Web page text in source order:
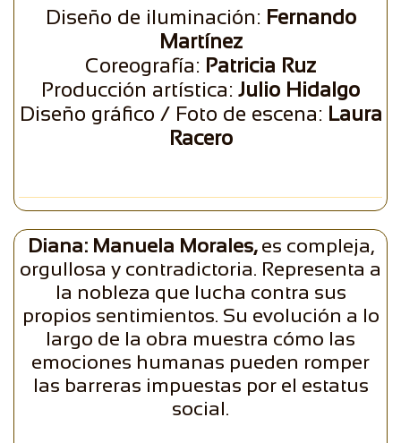
Diseño de iluminación: Fernando
Martínez
Coreografía: Patricia Ruz
Producción artística: Julio Hidalgo
Diseño gráfico / Foto de escena: Laura
Racero
Diana: Manuela Morales,es compleja,
orgullosa y contradictoria. Representa a
la nobleza que lucha contra sus
propios sentimientos. Su evolución a lo
largo de la obra muestra cómo las
emociones humanas pueden romper
las barreras impuestas por el estatus
social.